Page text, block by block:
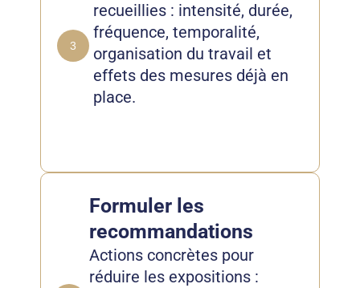
3
recueillies : intensité, durée,
fréquence, temporalité,
organisation du travail et
effets des mesures déjà en
place.
Formuler les
recommandations
Actions concrètes pour
réduire les expositions :